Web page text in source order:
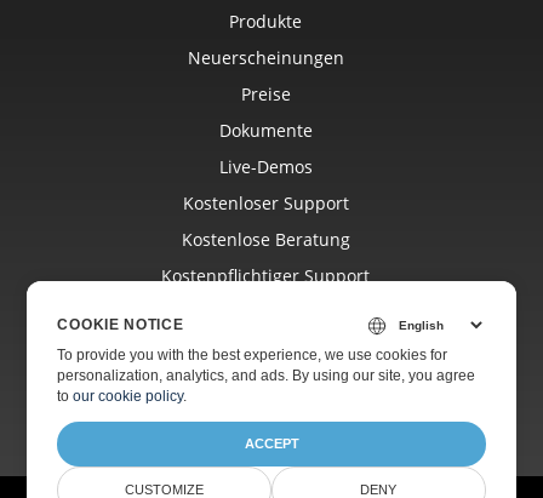
Produkte
Neuerscheinungen
Preise
Dokumente
Live-Demos
Kostenloser Support
Kostenlose Beratung
Kostenpflichtiger Support
Websites
Über
COOKIE NOTICE
To provide you with the best experience, we use cookies for
personalization, analytics, and ads. By using our site, you agree
toour cookie policy.
ACCEPT
CUSTOMIZE DENY